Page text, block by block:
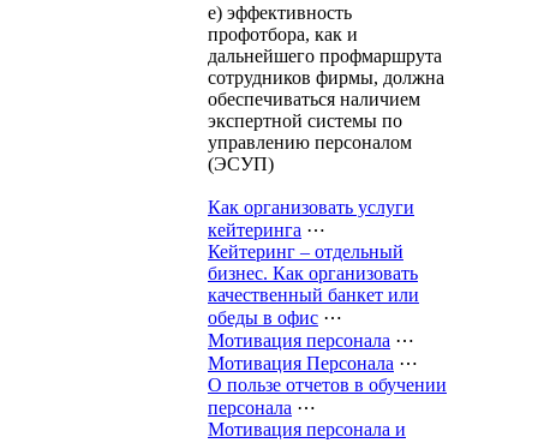
е) эффективность
профотбора, как и
дальнейшего профмаршрута
сотрудников фирмы, должна
обеспечиваться наличием
экс­пертной системы по
управлению персоналом
(ЭСУП)
Как организовать услуги
кейтеринга ⋯
Кейтеринг – отдельный
бизнес. Как организовать
качественный банкет или
обеды в офис ⋯
Мотивация персонала ⋯
Мотивация Персонала ⋯
О пользе отчетов в обучении
персонала ⋯
Мотивация персонала и